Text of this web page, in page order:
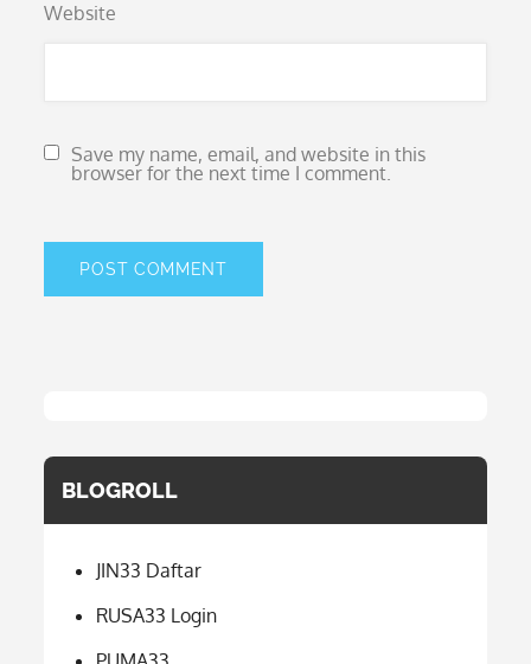
Website
Save my name, email, and website in this
browser for the next time I comment.
BLOGROLL
JIN33 Daftar
RUSA33 Login